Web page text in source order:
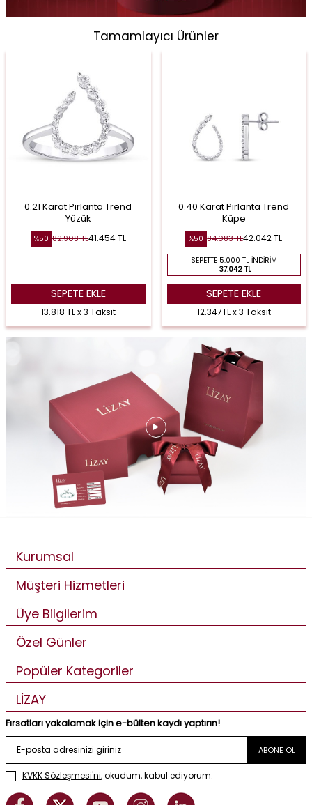
Tamamlayıcı Ürünler
0.21 Karat Pırlanta Trend
Yüzük
%50 82.908TL41.454TL
SEPETE EKLE
13.818 TL x 3 Taksit
0.40 Karat Pırlanta Trend
Küpe
%50 84.083TL42.042TL
SEPETTE 5.000 TL İNDIRIM
37.042 TL
SEPETE EKLE
12.347TL x 3 Taksit
Kurumsal
Müşteri Hizmetleri
Üye Bilgilerim
Özel Günler
Popüler Kategoriler
LİZAY
Fırsatları yakalamak için e-bülten kaydı yaptırın!
ABONE OL
KVKK Sözleşmesi'ni, okudum, kabul ediyorum.